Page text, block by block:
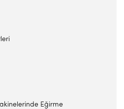
Eğirme